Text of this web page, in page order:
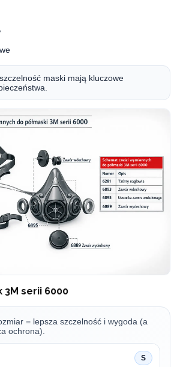
maski mają kluczowe
3M serii 6000
= lepsza szczelność i wygoda (a
ochrona).
S